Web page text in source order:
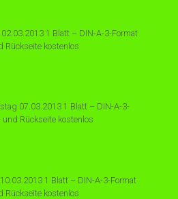
1 Blatt – DIN-A-3-Format
Rückseite kostenlos
07.03.2013 1 Blatt – DIN-A-3-
und Rückseite kostenlos
1 Blatt – DIN-A-3-Format
Rückseite kostenlos